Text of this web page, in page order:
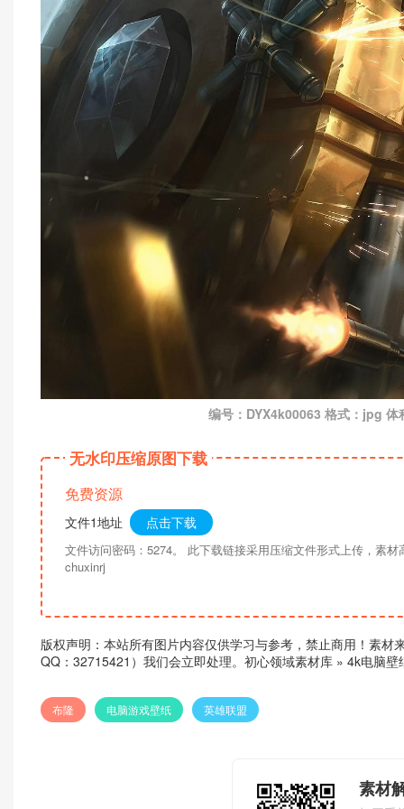
编号：DYX4k00063 格式：jpg
无水印压缩原图下载
免费资源
文件1地址 点击下载
文件访问密码：5274。 此下载链接采用压缩文件形式上传，素
chuxinrj
版权声明：本站所有图片内容仅供学习与参考，禁止商用！素
QQ：32715421）我们会立即处理。 初心领域素材库 » 4k电脑壁
布隆 电脑游戏壁纸 英雄联盟
素材